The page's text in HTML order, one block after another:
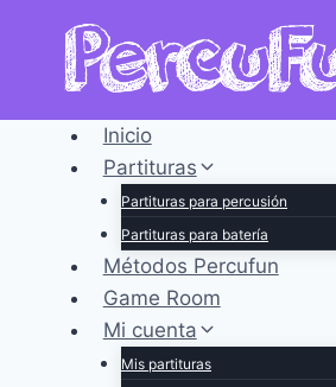
contenido
Inicio
Partituras
Partituras para percusión
Partituras para batería
Métodos Percufun
Game Room
Mi cuenta
Mis partituras